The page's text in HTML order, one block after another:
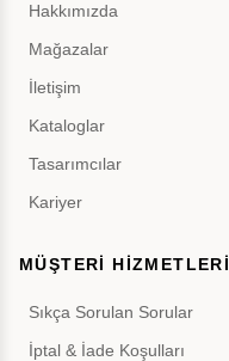
Hakkımızda
Mağazalar
İletişim
Kataloglar
Tasarımcılar
Kariyer
MÜŞTERİ HİZMETLERİ
Sıkça Sorulan Sorular
İptal & İade Koşulları